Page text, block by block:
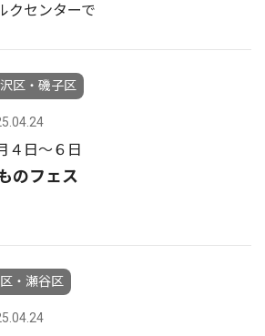
クセンターで
区・磯子区
４日〜６日
のフェス
・瀬谷区